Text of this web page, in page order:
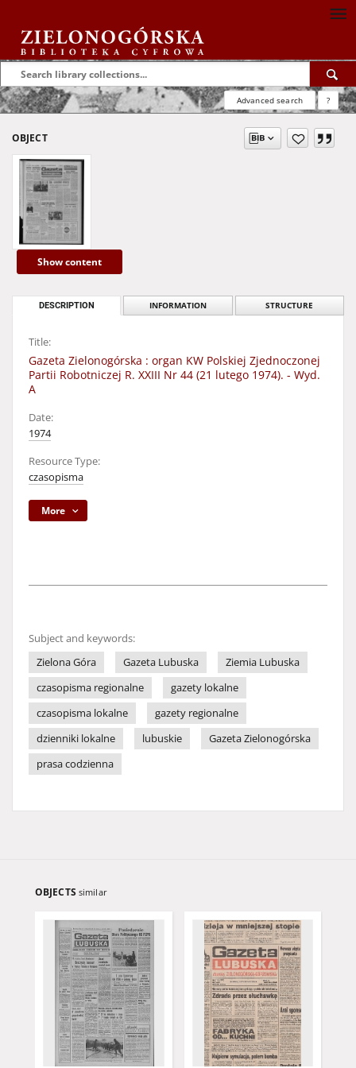
Advanced search ?
OBJECT
Show content
DESCRIPTION INFORMATION STRUCTURE
Title:
Gazeta Zielonogórska : organ KW Polskiej Zjednoczonej
Partii Robotniczej R. XXIII Nr 44 (21 lutego 1974). - Wyd.
A
Date:
1974
Resource Type:
czasopisma
More
Subject and keywords:
Zielona Góra
Gazeta Lubuska
Ziemia Lubuska
czasopisma regionalne
gazety lokalne
czasopisma lokalne
gazety regionalne
dzienniki lokalne
lubuskie
Gazeta Zielonogórska
prasa codzienna
OBJECTS similar